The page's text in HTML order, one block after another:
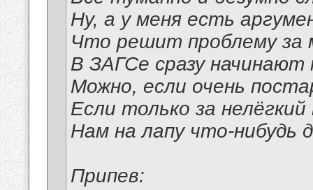
Ну, а у меня есть
Что решит проблему за
В ЗАГСе сразу начинают
Можно, если очень
Если только за
Нам на лапу что-нибудь
Припев: